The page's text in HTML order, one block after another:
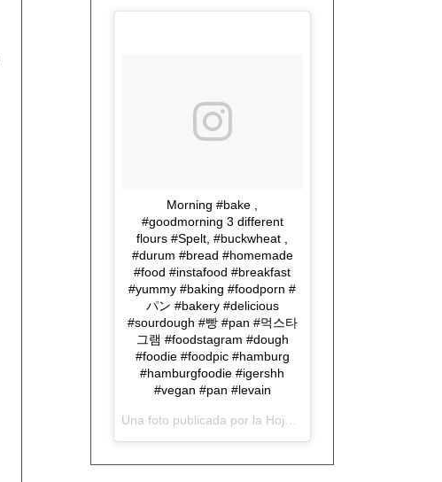
Morning #bake ,
#goodmorning 3 different
flours #Spelt, #buckwheat ,
#durum #bread #homemade
#food #instafood #breakfast
#yummy #baking #foodporn #
パン #bakery #delicious
#sourdough #빵 #pan #먹스타
그램 #foodstagram #dough
#foodie #foodpic #hamburg
#hamburgfoodie #igershh
#vegan #pan #levain
Una foto publicada por la Hoja de Albahaca (@lahojadealbahaca) el